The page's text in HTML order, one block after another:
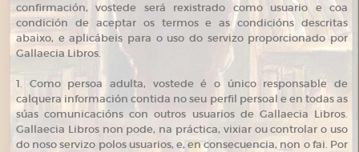
confirmación, vostede será rexistrado como usuario e coa
condición de aceptar os termos e as condicións descritas
abaixo, e aplicábeis para o uso do servizo proporcionado por
Gallaecia Libros.
1. Como persoa adulta, vostede é o único responsable de
calquera información contida no seu perfil persoal e en todas as
súas comunicacións con outros usuarios de Gallaecia Libros.
Gallaecia Libros non pode, na práctica, vixiar ou controlar o uso
do noso servizo polos usuarios, e, en consecuencia, non o fai. Por